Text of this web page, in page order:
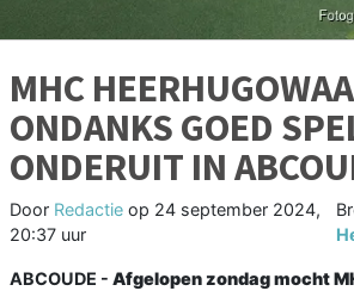
MHC
ONDANKS GOED
ONDERUIT IN
Door Redactie op 24 september 2024,
20:37 uur
ABCOUDE - Afgelopen zondag mocht